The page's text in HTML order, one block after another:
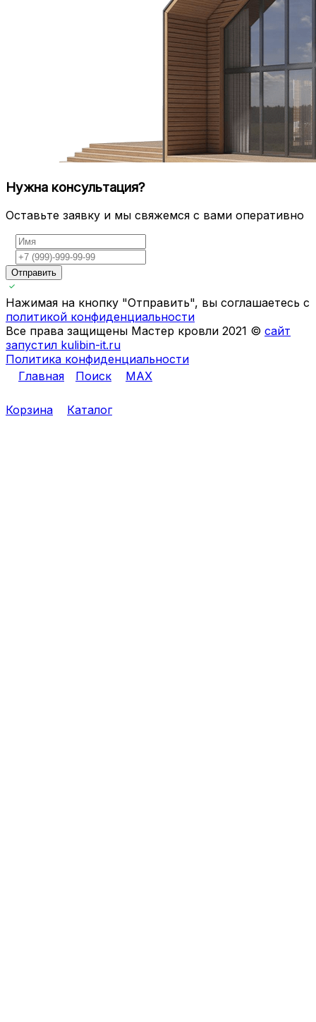
Нужна консультация?
Оставьте заявку и мы свяжемся с вами оперативно
Отправить
Нажимая на кнопку "Отправить", вы соглашаетесь с
политикой конфиденциальности
Все права защищены Мастер кровли 2021 © сайт
запустил kulibin-it.ru
Политика конфиденциальности
Главная
Поиск MAX
Корзина Каталог